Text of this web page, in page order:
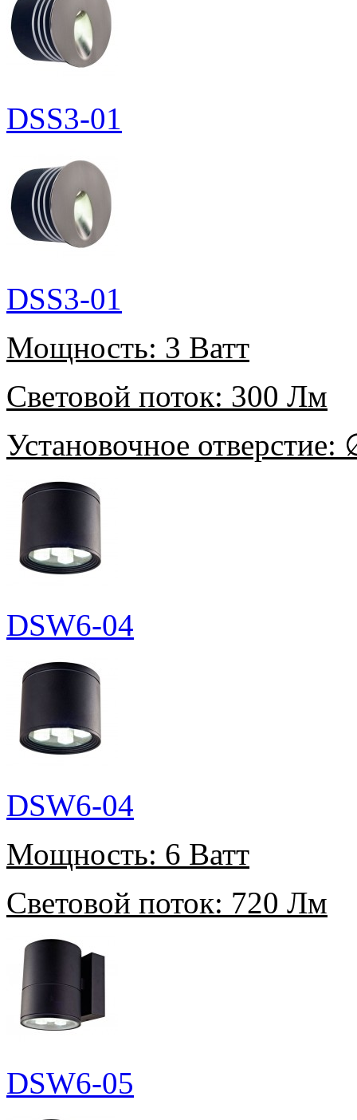
DSS3-01
DSS3-01
Мощность: 3 Ватт
Световой поток: 300 Лм
Установочное отверстие:
DSW6-04
DSW6-04
Мощность: 6 Ватт
Световой поток: 720 Лм
DSW6-05